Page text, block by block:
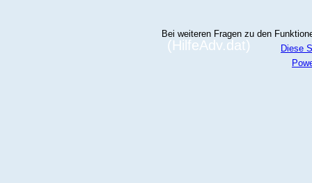
(HilfeAdv.dat)
Bei weiteren Fragen zu den
Diese